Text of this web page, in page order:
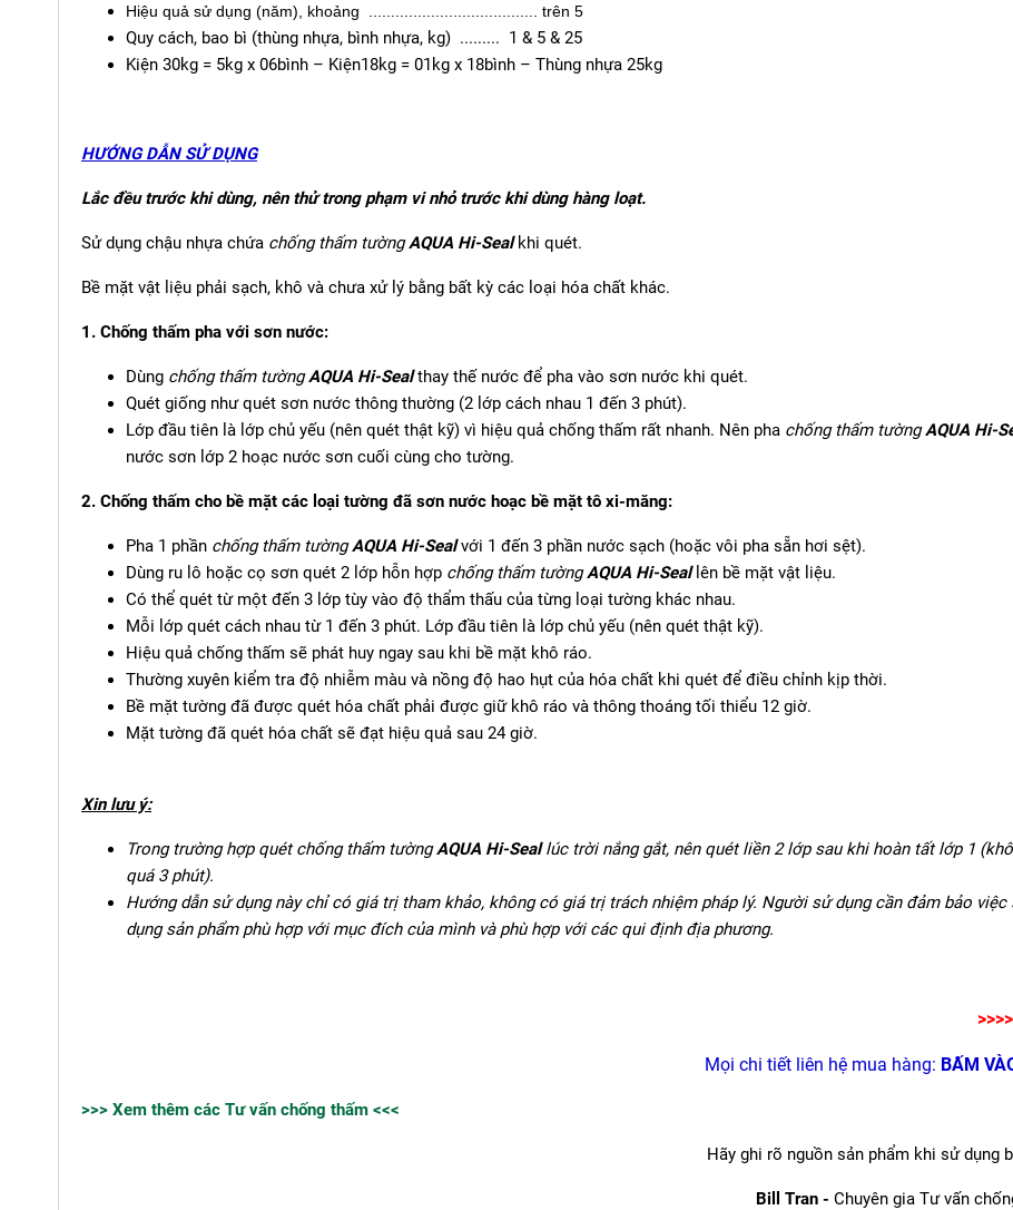
Hiệu quả sử dụng (năm), khoảng ...................................... trên 5
Quy cách, bao bì (thùng nhựa, bình nhựa, kg) ......... 1 & 5 & 25
Kiện 30kg = 5kg x 06bình – Kiện18kg = 01kg x 18bình – Thùng nhựa 25kg
HƯỚNG DẪN SỬ DỤNG
Lắc đều trước khi dùng, nên thử trong phạm vi nhỏ trước khi dùng hàng loạt.
Sử dụng chậu nhựa chứa chống thấm tườngAQUA Hi-Sealkhi quét.
Bề mặt vật liệu phải sạch, khô và chưa xử lý bằng bất kỳ các loại hóa chất khác.
1. Chống thấm pha với sơn nước:
Dùng chống thấm tườngAQUA Hi-Sealthay thế nước để pha vào sơn nước khi quét.
Quét giống như quét sơn nước thông thường (2 lớp cách nhau 1 đến 3 phút).
Lớp đầu tiên là lớp chủ yếu (nên quét thật kỹ) vì hiệu quả chống thấm rất nhanh. Nên pha chống thấm tườngAQUA Hi-
nước sơn lớp 2 hoạc nước sơn cuối cùng cho tường.
2. Chống thấm cho bề mặt các loại tường đã sơn nước hoạc bề mặt tô xi-măng:
Pha 1 phần chống thấm tườngAQUA Hi-Sealvới 1 đến 3 phần nước sạch (hoặc vôi pha sẵn hơi sệt).
Dùng ru lô hoặc cọ sơn quét 2 lớp hỗn hợp chống thấm tườngAQUA Hi-Seallên bề mặt vật liệu.
Có thể quét từ một đến 3 lớp tùy vào độ thẩm thấu của từng loại tường khác nhau.
Mỗi lớp quét cách nhau từ 1 đến 3 phút. Lớp đầu tiên là lớp chủ yếu (nên quét thật kỹ).
Hiệu quả chống thấm sẽ phát huy ngay sau khi bề mặt khô ráo.
Thường xuyên kiểm tra độ nhiễm màu và nồng độ hao hụt của hóa chất khi quét để điều chỉnh kịp thời.
Bề mặt tường đã được quét hóa chất phải được giữ khô ráo và thông thoáng tối thiểu 12 giờ.
Mặt tường đã quét hóa chất sẽ đạt hiệu quả sau 24 giờ.
Xin lưu ý:
Trong trường hợp quét chống thấm tườngAQUA Hi-Seallúc trời nắng gắt, nên quét liền 2 lớp sau khi hoàn tất lớp 1
quá 3 phút).
Hướng dẫn sử dụng này chỉ có giá trị tham khảo, không có giá trị trách nhiệm pháp lý. Người sử dụng cần đảm bảo việc
dụng sản phẩm phù hợp với mục đích của mình và phù hợp với các qui định địa phương.
Mọi chi tiết liên hệ mua hàng: BẤM
>>> Xem thêm các Tư vấn chống thấm <<<
Hãy ghi rõ nguồn sản phẩm khi sử dụng
Bill Tran - Chuyên gia Tư vấn